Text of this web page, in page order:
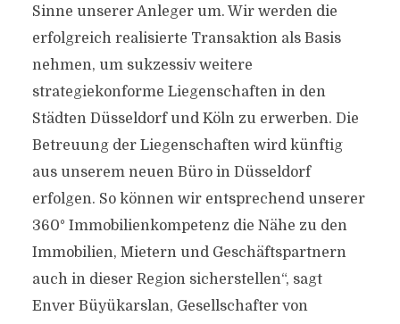
Sinne unserer Anleger um. Wir werden die
erfolgreich realisierte Transaktion als Basis
nehmen, um sukzessiv weitere
strategiekonforme Liegenschaften in den
Städten Düsseldorf und Köln zu erwerben. Die
Betreuung der Liegenschaften wird künftig
aus unserem neuen Büro in Düsseldorf
erfolgen. So können wir entsprechend unserer
360° Immobilienkompetenz die Nähe zu den
Immobilien, Mietern und Geschäftspartnern
auch in dieser Region sicherstellen“, sagt
Enver Büyükarslan, Gesellschafter von